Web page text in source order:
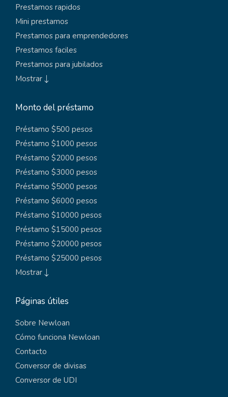
Prestamos rapidos
Mini prestamos
Prestamos para emprendedores
Prestamos faciles
Prestamos para jubilados
Mostrar
Monto del préstamo
Préstamo $500 pesos
Préstamo $1000 pesos
Préstamo $2000 pesos
Préstamo $3000 pesos
Préstamo $5000 pesos
Préstamo $6000 pesos
Préstamo $10000 pesos
Préstamo $15000 pesos
Préstamo $20000 pesos
Préstamo $25000 pesos
Mostrar
Páginas útiles
Sobre Newloan
Cómo funciona Newloan
Contacto
Conversor de divisas
Conversor de UDI